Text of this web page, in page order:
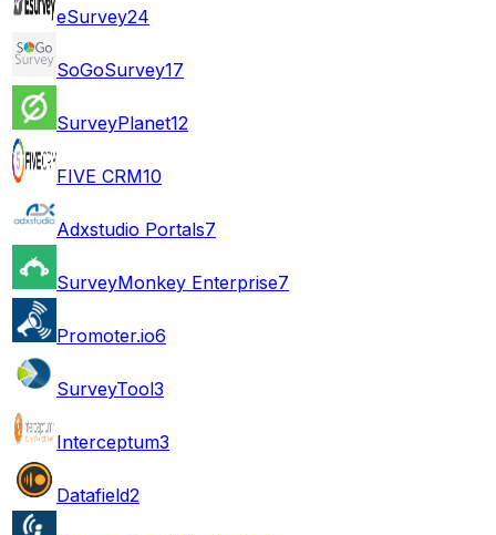
eSurvey24
SoGoSurvey17
SurveyPlanet12
FIVE CRM10
Adxstudio Portals7
SurveyMonkey Enterprise7
Promoter.io6
SurveyTool3
Interceptum3
Datafield2